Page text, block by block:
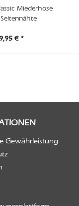
Miederhose
€ *
Gewährleistung